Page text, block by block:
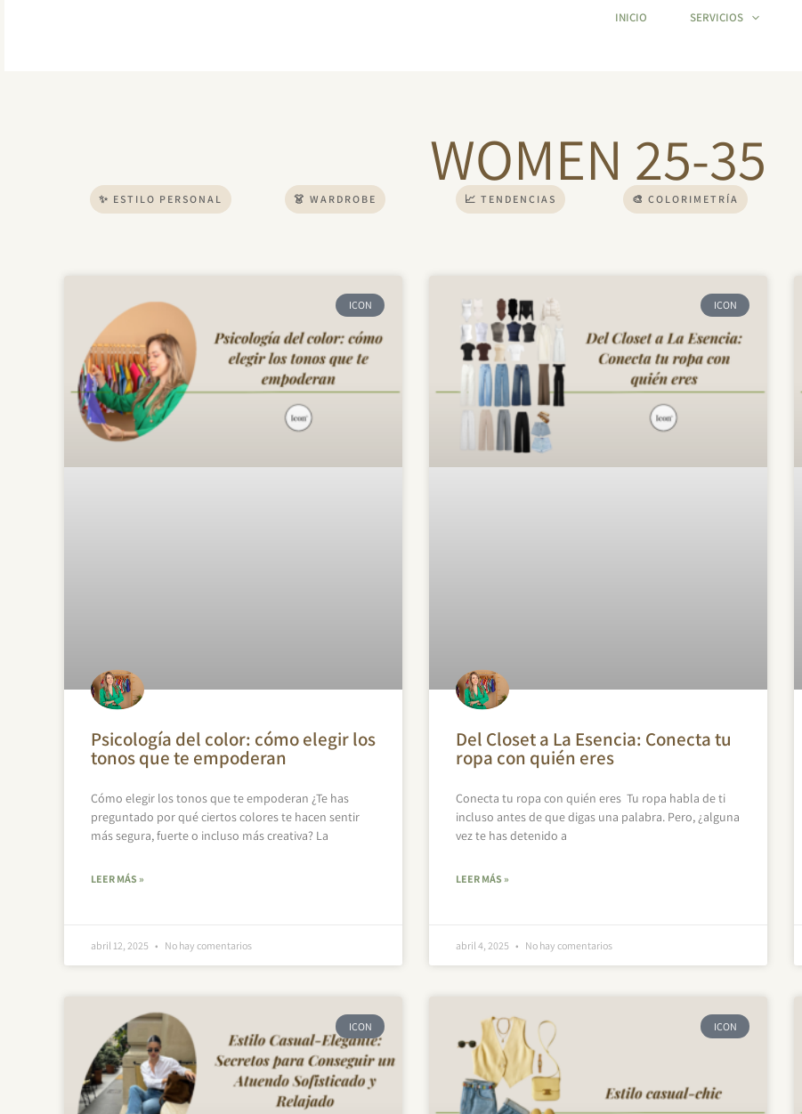
INICIO SERVICIOS
WOMEN 25-35
✨ ESTILO PERSONAL 👗 WARDROBE 📈 TENDENCIAS 🎨 COLORIMETRÍA
ICON
Psicología del color: cómo elegir los
tonos que te empoderan
Cómo elegir los tonos que te empoderan ¿Te has
preguntado por qué ciertos colores te hacen sentir
más segura, fuerte o incluso más creativa? La
LEER MÁS »
abril 12, 2025 No hay comentarios
ICON
Del Closet a La Esencia: Conecta tu
ropa con quién eres
Conecta tu ropa con quién eres Tu ropa habla de ti
incluso antes de que digas una palabra. Pero, ¿alguna
vez te has detenido a
LEER MÁS »
abril 4, 2025 No hay comentarios
ICON ICON